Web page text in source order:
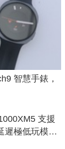
智慧手錶，
支援
遲極低玩模擬